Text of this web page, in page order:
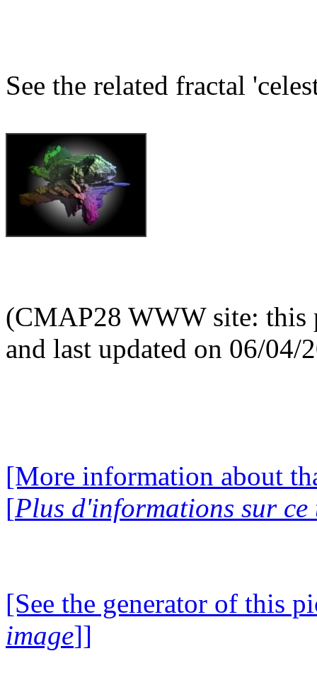
See the related fractal
(CMAP28 WWW site: this
and last updated on 06/04/
[More information about
[Plus d'informations sur ce
[See the generator of this
image]]